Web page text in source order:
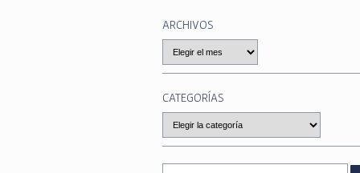
ARCHIVOS
Archivos
CATEGORÍAS
Categorías